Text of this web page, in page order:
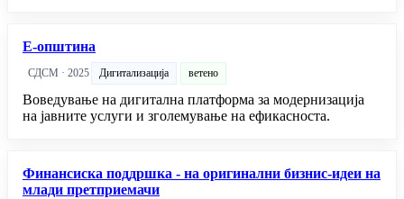
Е-општина
СДСМ · 2025 Дигитализација ветено
Воведување на дигитална платформа за модернизација
на јавните услуги и зголемување на ефикасноста.
Финансиска поддршка - на оригинални бизнис-идеи на
млади претприемачи